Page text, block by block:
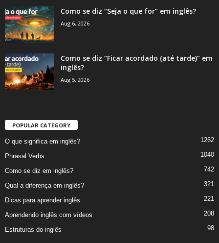
Como se diz “Seja o que for” em inglês?
Aug 6, 2026
Como se diz “Ficar acordado (até tarde)” em
inglês?
Aug 5, 2026
POPULAR CATEGORY
O que significa em inglês? 1262
Phrasal Verbs 1040
Como se diz em inglês? 742
Qual a diferença em inglês? 321
Dicas para aprender inglês 221
Aprendendo inglês com vídeos 208
Estruturas do inglês 98